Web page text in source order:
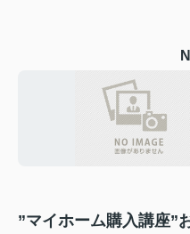
”マイホーム購入講座”